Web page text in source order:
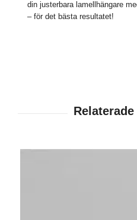
din justerbara lamellhängare
– för det bästa resultatet!